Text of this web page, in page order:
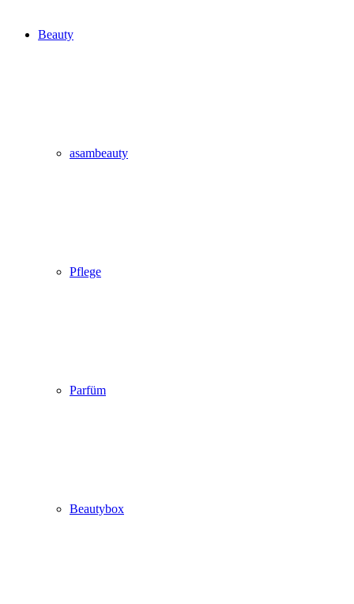
Beauty
asambeauty
Pflege
Parfüm
Beautybox